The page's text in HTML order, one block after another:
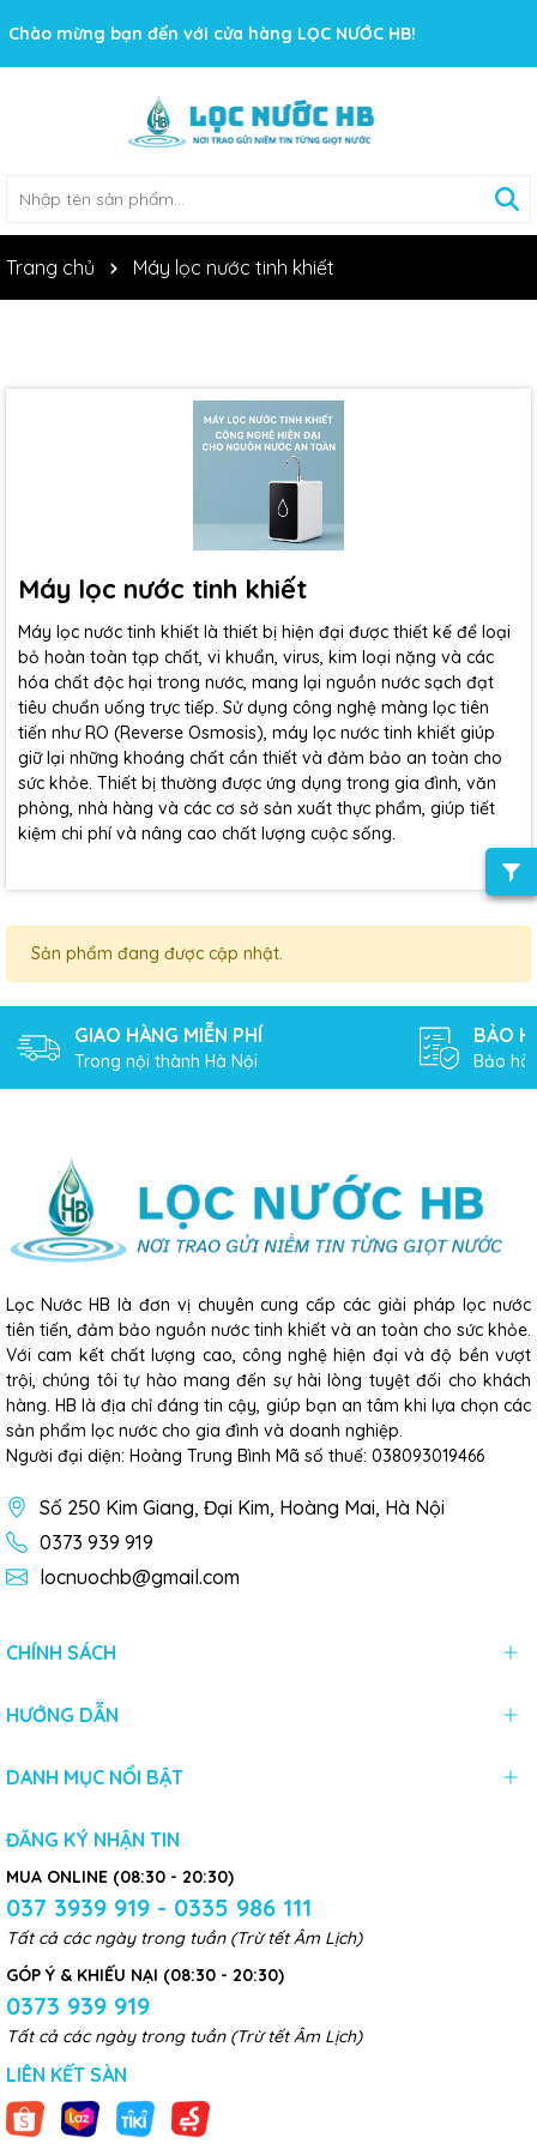
Chào mừng bạn đến với cửa hàng LỌC NƯỚC HB!
Trang chủ Máy lọc nước tinh khiết
Máy lọc nước tinh khiết
Máy lọc nước tinh khiết là thiết bị hiện đại được thiết kế để loại
bỏ hoàn toàn tạp chất, vi khuẩn, virus, kim loại nặng và các
hóa chất độc hại trong nước, mang lại nguồn nước sạch đạt
tiêu chuẩn uống trực tiếp. Sử dụng công nghệ màng lọc tiên
tiến như RO (Reverse Osmosis), máy lọc nước tinh khiết giúp
giữ lại những khoáng chất cần thiết và đảm bảo an toàn cho
sức khỏe. Thiết bị thường được ứng dụng trong gia đình, văn
phòng, nhà hàng và các cơ sở sản xuất thực phẩm, giúp tiết
kiệm chi phí và nâng cao chất lượng cuộc sống.
Sản phẩm đang được cập nhật.
GIAO HÀNG MIỄN PHÍ
Trong nội thành Hà Nội
BẢO
Bảo
Lọc Nước HB là đơn vị chuyên cung cấp các giải pháp lọc nước
tiên tiến, đảm bảo nguồn nước tinh khiết và an toàn cho sức khỏe.
Với cam kết chất lượng cao, công nghệ hiện đại và độ bền vượt
trội, chúng tôi tự hào mang đến sự hài lòng tuyệt đối cho khách
hàng. HB là địa chỉ đáng tin cậy, giúp bạn an tâm khi lựa chọn các
sản phẩm lọc nước cho gia đình và doanh nghiệp.
Người đại diện: Hoàng Trung Bình Mã số thuế: 038093019466
Số 250 Kim Giang, Đại Kim, Hoàng Mai, Hà Nội
0373 939 919
locnuochb@gmail.com
CHÍNH SÁCH
HƯỚNG DẪN
DANH MỤC NỔI BẬT
ĐĂNG KÝ NHẬN TIN
MUA ONLINE (08:30 - 20:30)
037 3939 919 - 0335 986 111
Tất cả các ngày trong tuần (Trừ tết Âm Lịch)
GÓP Ý & KHIẾU NẠI (08:30 - 20:30)
0373 939 919
Tất cả các ngày trong tuần (Trừ tết Âm Lịch)
LIÊN KẾT SÀN